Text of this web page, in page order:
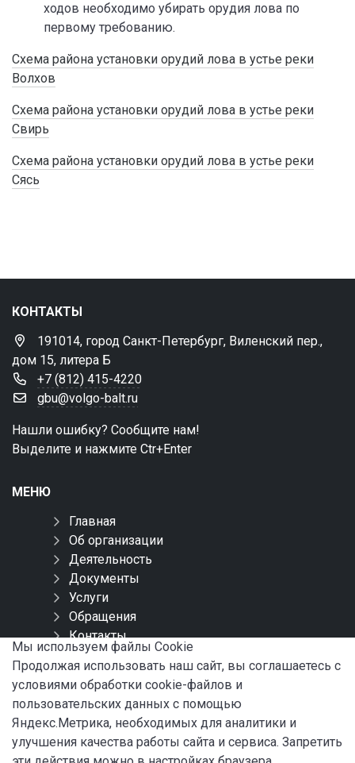
ходов необходимо убирать орудия лова по
первому требованию.
Схема района установки орудий лова в устье реки
Волхов
Схема района установки орудий лова в устье реки
Свирь
Схема района установки орудий лова в устье реки
Сясь
КОНТАКТЫ
191014, город Санкт-Петербург, Виленский пер.,
дом 15, литера Б
+7 (812) 415-4220
gbu@volgo-balt.ru
Нашли ошибку? Сообщите нам!
Выделите и нажмите Ctr+Enter
МЕНЮ
Главная
Об организации
Деятельность
Документы
Услуги
Обращения
Контакты
Карта сайта
СОЦИАЛЬНЫЕ СЕТИ
Мы используем файлы Сookie
Продолжая использовать наш сайт, вы соглашаетесь с
условиями обработки cookie-файлов и
пользовательских данных с помощью
Яндекс.Метрика, необходимых для аналитики и
улучшения качества работы сайта и сервиса. Запретить